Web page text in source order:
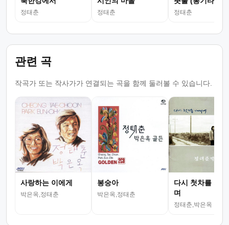
정태춘 정태춘 정태춘
관련 곡
작곡가 또는 작사가가 연결되는 곡을 함께 둘러볼 수 있습니다.
사랑하는 이에게
박은옥,정태춘
봉숭아
박은옥,정태춘
다시 첫차를 기
며
정태춘,박은옥